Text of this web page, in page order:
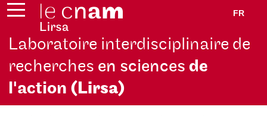
FR
Laboratoire interdisciplinaire de
recherches en sciencesde
l'action (Lirsa)